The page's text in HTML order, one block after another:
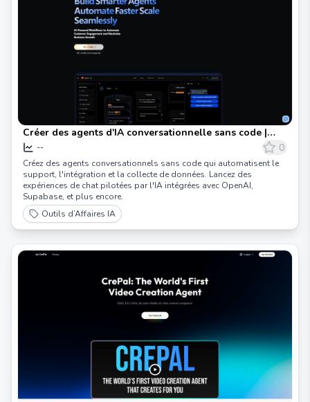
Créer des agents d'IA conversationnelle sans code |
Release0
-- 0
Créez des agents conversationnels sans code qui automatisent le
support, l'intégration et la collecte de données. Lancez des
expériences de chat pilotées par l'IA intégrées avec OpenAI,
Supabase, et plus encore.
Outils d’Affaires IA